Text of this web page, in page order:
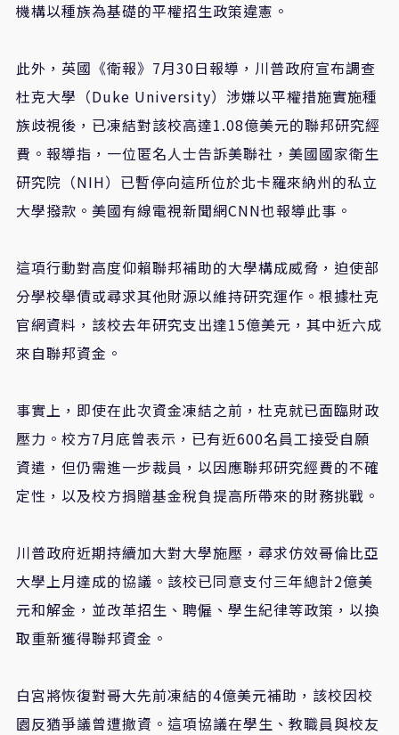
機構以種族為基礎的平權招生政策違憲。
此外，英國《衛報》7月30日報導，川普政府宣布調查
杜克大學（Duke University）涉嫌以平權措施實施種
族歧視後，已凍結對該校高達1.08億美元的聯邦研究經
費。報導指，一位匿名人士告訴美聯社，美國國家衛生
研究院（NIH）已暫停向這所位於北卡羅來納州的私立
大學撥款。美國有線電視新聞網CNN也報導此事。
這項行動對高度仰賴聯邦補助的大學構成威脅，迫使部
分學校舉債或尋求其他財源以維持研究運作。根據杜克
官網資料，該校去年研究支出達15億美元，其中近六成
來自聯邦資金。
事實上，即使在此次資金凍結之前，杜克就已面臨財政
壓力。校方7月底曾表示，已有近600名員工接受自願
資遣，但仍需進一步裁員，以因應聯邦研究經費的不確
定性，以及校方捐贈基金稅負提高所帶來的財務挑戰。
川普政府近期持續加大對大學施壓，尋求仿效哥倫比亞
大學上月達成的協議。該校已同意支付三年總計2億美
元和解金，並改革招生、聘僱、學生紀律等政策，以換
取重新獲得聯邦資金。
白宮將恢復對哥大先前凍結的4億美元補助，該校因校
園反猶爭議曾遭撤資。這項協議在學生、教職員與校友